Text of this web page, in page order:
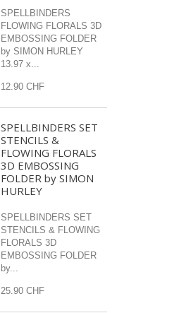
SPELLBINDERS
FLOWING FLORALS 3D
EMBOSSING FOLDER
by SIMON HURLEY
13.97 x...
12.90 CHF
SPELLBINDERS SET
STENCILS &
FLOWING FLORALS
3D EMBOSSING
FOLDER by SIMON
HURLEY
SPELLBINDERS SET
STENCILS & FLOWING
FLORALS 3D
EMBOSSING FOLDER
by...
25.90 CHF